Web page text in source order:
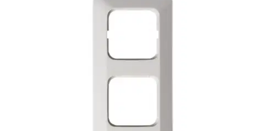
sähköasennuskalusteiden kanssa. Kolmelle kojeelle.